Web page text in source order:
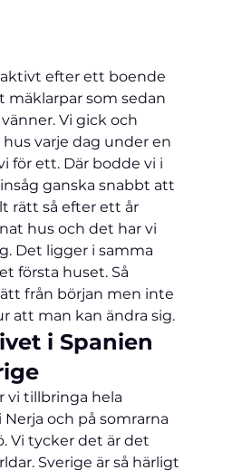
efter ett boende
mäklarpar som sedan
Vi gick och
varje dag under en
för ett. Där bodde vi i
ganska snabbt att
rätt så efter ett år
hus och det har vi
Det ligger i samma
första huset. Så
från början men inte
att man kan ändra sig.
i Spanien
vi tillbringa hela
Nerja och på somrarna
Vi tycker det är det
Sverige är så härligt